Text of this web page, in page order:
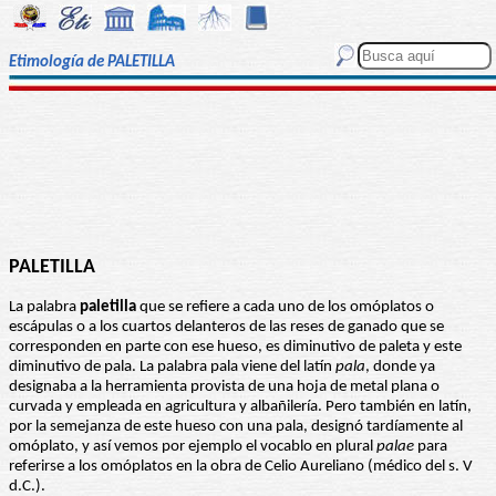
Etimología de PALETILLA
PALETILLA
La palabra paletilla que se refiere a cada uno de los omóplatos o
escápulas o a los cuartos delanteros de las reses de ganado que se
corresponden en parte con ese hueso, es diminutivo de paleta y este
diminutivo de pala. La palabra pala viene del latín pala, donde ya
designaba a la herramienta provista de una hoja de metal plana o
curvada y empleada en agricultura y albañilería. Pero también en latín,
por la semejanza de este hueso con una pala, designó tardíamente al
omóplato, y así vemos por ejemplo el vocablo en plural palae para
referirse a los omóplatos en la obra de Celio Aureliano (médico del s. V
d.C.).